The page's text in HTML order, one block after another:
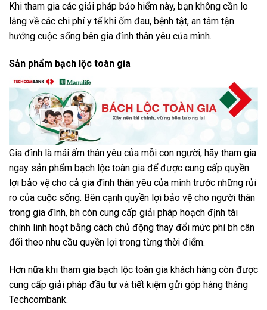
Khi tham gia các giải pháp bảo hiểm này, bạn không cần lo
lắng về các chi phí y tế khi ốm đau, bệnh tật, an tâm tận
hưởng cuộc sống bên gia đình thân yêu của mình.
Sản phẩm bạch lộc toàn gia
Gia đình là mái ấm thân yêu của mỗi con người, hãy tham gia
ngay sản phẩm bạch lộc toàn gia để được cung cấp quyền
lợi bảo vệ cho cả gia đình thân yêu của mình trước những rủi
ro của cuộc sống. Bên cạnh quyền lợi bảo vệ cho người thân
trong gia đình, bh còn cung cấp giải pháp hoạch định tài
chính linh hoạt bằng cách chủ động thay đổi mức phí bh cân
đối theo nhu cầu quyền lợi trong từng thời điểm.
Hơn nữa khi tham gia bạch lộc toàn gia khách hàng còn được
cung cấp giải pháp đầu tư và tiết kiệm gửi góp hàng tháng
Techcombank.